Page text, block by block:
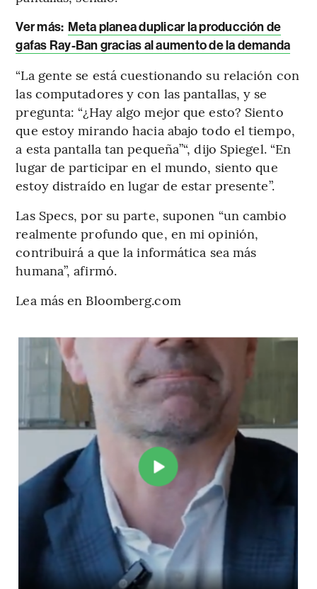
Ver más: Meta planea duplicar la producción de
gafas Ray-Ban gracias al aumento de la demanda
“La gente se está cuestionando su relación con
las computadores y con las pantallas, y se
pregunta: “¿Hay algo mejor que esto? Siento
que estoy mirando hacia abajo todo el tiempo,
a esta pantalla tan pequeña”“, dijo Spiegel. “En
lugar de participar en el mundo, siento que
estoy distraído en lugar de estar presente”.
Las Specs, por su parte, suponen “un cambio
realmente profundo que, en mi opinión,
contribuirá a que la informática sea más
humana”, afirmó.
Lea más en Bloomberg.com